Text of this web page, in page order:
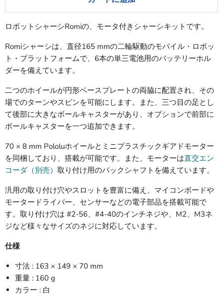
ロボットシャーシRomiの、モータ付きシャーシキットです。
Romiシャーシは、直径165 mmの二輪駆動のモバイル・ロボッ
ト・プラットフォームで、6本の単三電池用のバッテリーホル
ダーを備えています。
二つのホイールが円形ベースプレートの両脇に配置され、その
場でのターンやスピンを可能にします。また、三つ目の足とし
て後部に大きなボールキャスターがあり、オプションで前部に
ボールキャスターを一つ追加できます。
70 × 8 mm Pololuホイールとミニプラスチックギアドモーター
を同梱しており、搭載が可能です。また、モーターは直交エン
コーダ（別売） 取り付け用のバックシャフトを備えています。
汎用の取り付け穴やスロットを豊富に備え、マイコンボードや
モータードライバー、センサーなどの電子部品を搭載可能で
す。取り付け穴は #2-56、#4-40のインチネジや、M2、M3ネ
ジなど様々なサイズのネジに対応しています。
仕様
寸法 : 163 × 149 × 70 mm
重量 : 160 g
カラー : 白